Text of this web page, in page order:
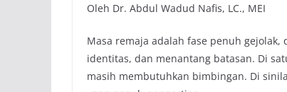
Oleh Dr. Abdul Wadud Nafis, LC., MEI
Masa remaja adalah fase penuh
identitas, dan menantang batasan. Di
masih membutuhkan bimbingan. Di